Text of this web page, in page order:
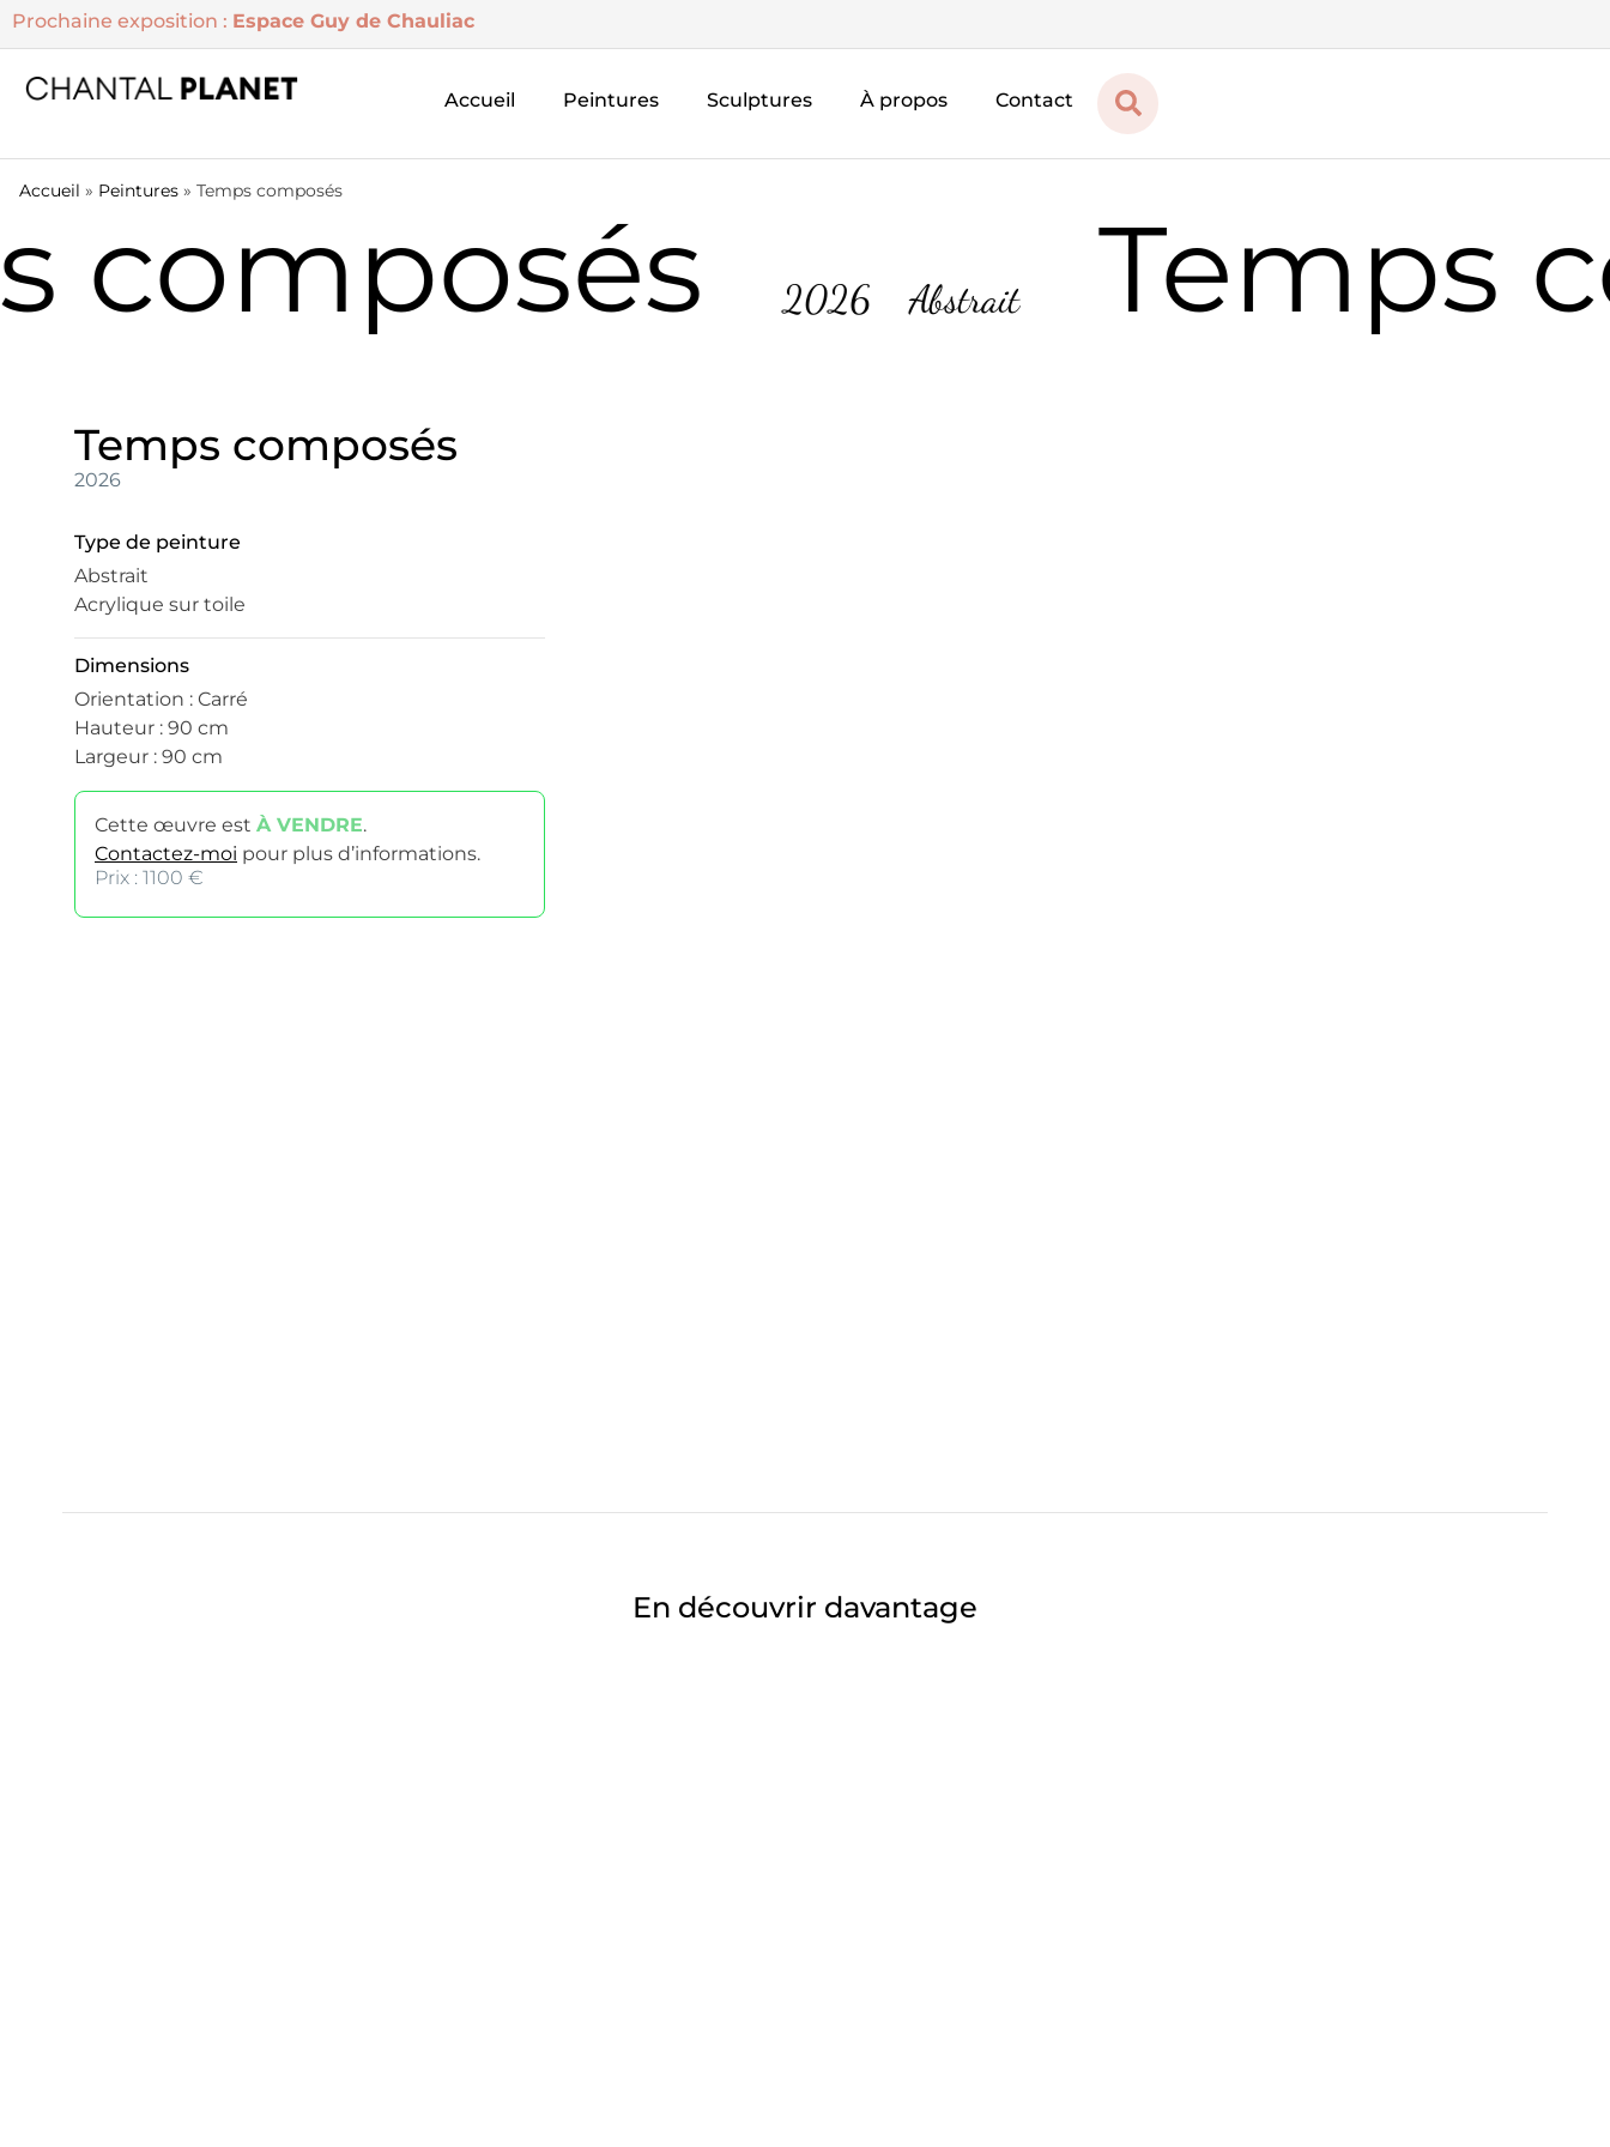
Prochaine exposition : Espace Guy de Chauliac
Accueil Peintures Sculptures À propos Contact
Accueil » Peintures » Temps composés
composés 2026 Abstrait Temps
Temps composés
2026
Type de peinture
Abstrait
Acrylique sur toile
Dimensions
Orientation : Carré
Hauteur : 90 cm
Largeur : 90 cm
Cette œuvre est À VENDRE.
Contactez-moi pour plus d’informations.
Prix : 1100 €
En découvrir davantage